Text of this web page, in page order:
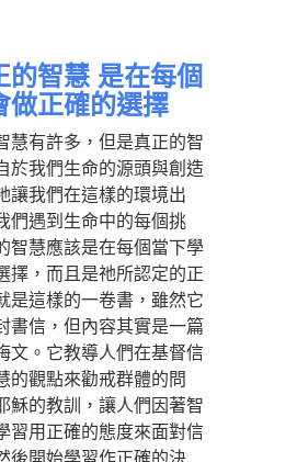
的智慧 是在每個
做正確的選擇
慧有許多，但是真正的智
於我們生命的源頭與創造
讓我們在這樣的環境出
們遇到生命中的每個挑
智慧應該是在每個當下學
擇，而且是祂所認定的正
是這樣的一卷書，雖然它
書信，但內容其實是一篇
文。它教導人們在基督信
的觀點來勸戒群體的問
穌的教訓，讓人們因著智
習用正確的態度來面對信